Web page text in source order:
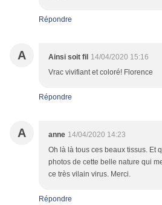
Répondre
A Ainsi soit fil 14/04/2020 15:16
Vrac vivifiant et coloré! Florence
Répondre
A anne 14/04/2020 14:23
Oh là là tous ces beaux tissus. Et
photos de cette belle nature qui
ce très vilain virus. Merci.
Répondre